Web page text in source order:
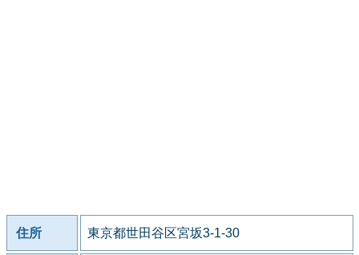
住所 東京都世田谷区宮坂3-1-30